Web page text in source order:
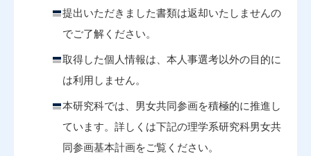
提出いただきました書類は返却いたしませんの
でご了解ください。
取得した個人情報は、本人事選考以外の目的に
は利用しません。
本研究科では、男女共同参画を積極的に推進し
ています。詳しくは下記の理学系研究科男女共
同参画基本計画をご覧ください。